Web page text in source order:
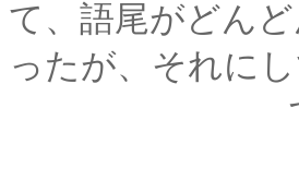
て、語尾がどん
ったが、それに
でござるよ
「で、でも